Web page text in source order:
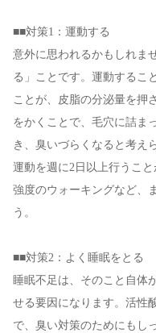
■■対策1：運動する
意外に思われるかもしれま
る」ことです。運動するこ
ことが、皮脂の分泌量を押
をかくことで、毛穴に詰ま
き、臭いづらくなると考え
運動を週に2日以上行うこ
強度のウォーキングなど、
う。
■■対策2：よく睡眠をとる
睡眠不足は、そのこと自体
せる要因になります。活性
で、臭い対策のためにもし